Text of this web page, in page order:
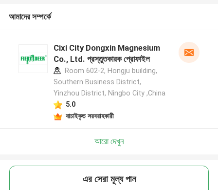
আমাদের সম্পর্কে
Cixi City Dongxin Magnesium
Co., Ltd. প্রস্তুতকারক প্রোফাইল
Room 602-2, Hongju building,
Southern Business District,
Yinzhou District, Ningbo City ,China
5.0
যাচাইকৃত সরবরাহকারী
আরো দেখুন
এর সেরা মূল্য পান